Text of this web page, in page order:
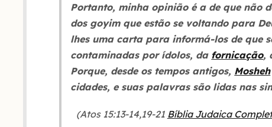
Portanto, minha opinião é a de que não
dos goyim que estão se voltando para
lhes uma carta para informá-los de que
contaminadas por ídolos, da fornicação,
Porque, desde os tempos antigos, Mosheh
cidades, e suas palavras são lidas nas
(Atos 15:13-14,19-21 Bíblia Judaica